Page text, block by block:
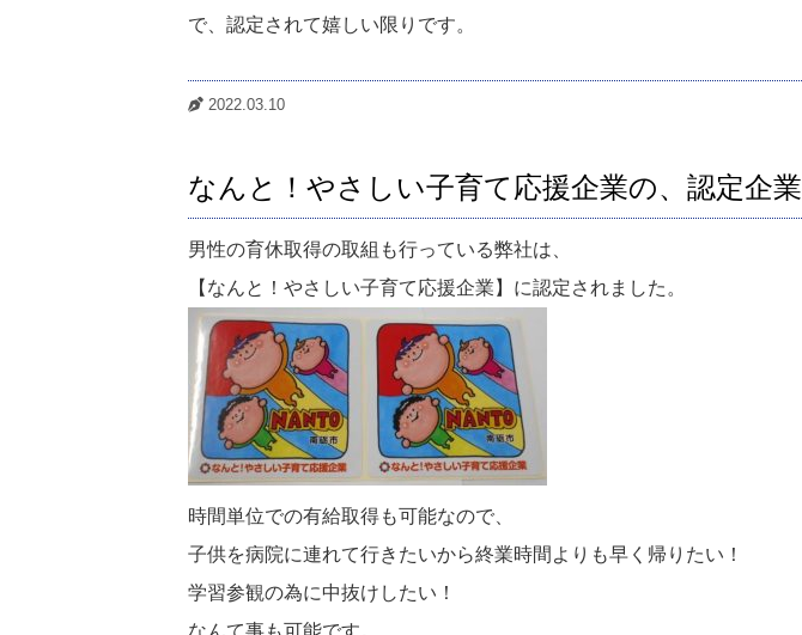
で、認定されて嬉しい限りです。
2022.03.10
なんと！やさしい子育て応援企業の、認定企業
男性の育休取得の取組も行っている弊社は、
【なんと！やさしい子育て応援企業】に認定されました。
時間単位での有給取得も可能なので、
子供を病院に連れて行きたいから終業時間よりも早く帰りたい！
学習参観の為に中抜けしたい！
なんて事も可能です。